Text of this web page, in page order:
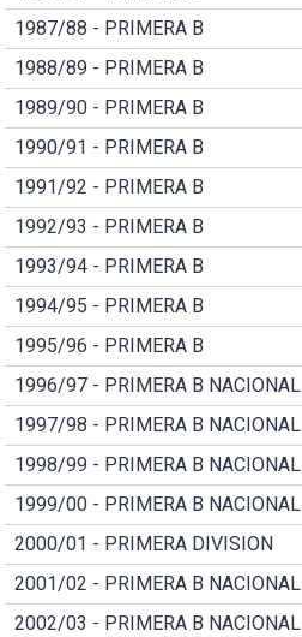
1987/88 - PRIMERA B
1988/89 - PRIMERA B
1989/90 - PRIMERA B
1990/91 - PRIMERA B
1991/92 - PRIMERA B
1992/93 - PRIMERA B
1993/94 - PRIMERA B
1994/95 - PRIMERA B
1995/96 - PRIMERA B
1996/97 - PRIMERA B NACIONAL
1997/98 - PRIMERA B NACIONAL
1998/99 - PRIMERA B NACIONAL
1999/00 - PRIMERA B NACIONAL
2000/01 - PRIMERA DIVISION
2001/02 - PRIMERA B NACIONAL
2002/03 - PRIMERA B NACIONAL